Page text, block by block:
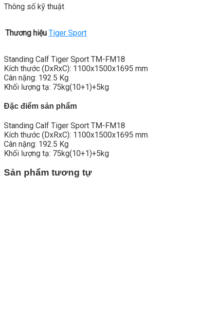
Thông số kỹ thuật
Thương hiệu Tiger Sport
Standing Calf Tiger Sport TM-FM18
Kích thước (DxRxC): 1100x1500x1695 mm
Cân nặng: 192.5 Kg
Khối lượng tạ: 75kg(10+1)+5kg
Đặc điểm sản phẩm
Standing Calf Tiger Sport TM-FM18
Kích thước (DxRxC): 1100x1500x1695 mm
Cân nặng: 192.5 Kg
Khối lượng tạ: 75kg(10+1)+5kg
Sản phẩm tương tự